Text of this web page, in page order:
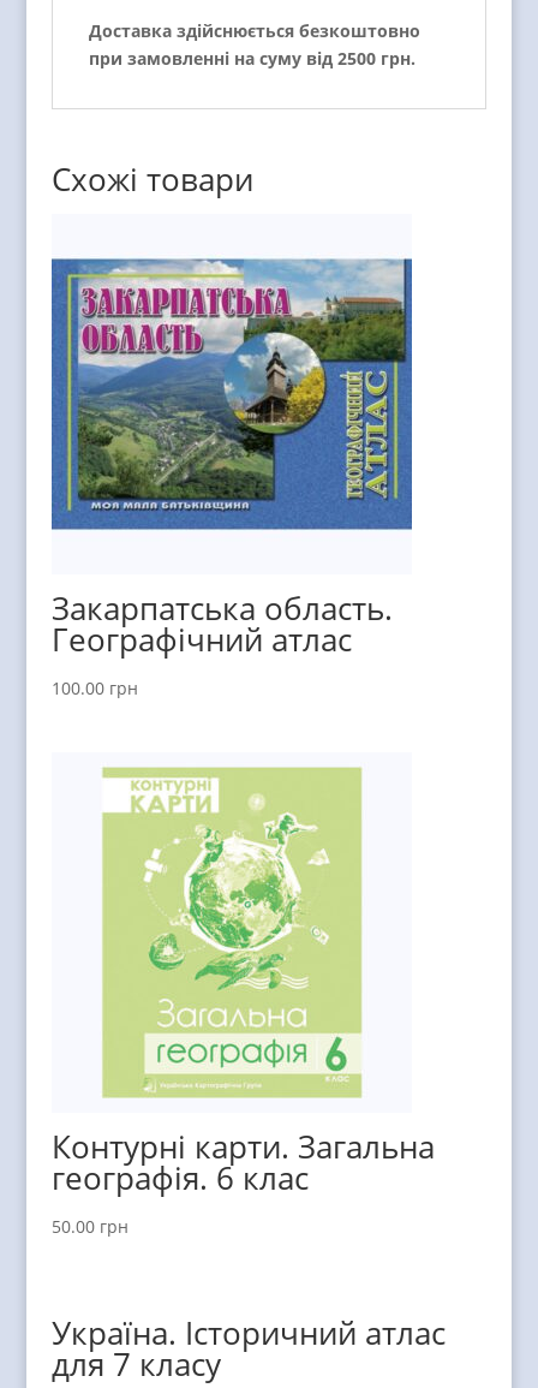
Доставка здійснюється безкоштовно
при замовленні на суму від 2500 грн.
Схожі товари
Закарпатська область.
Географічний атлас
100.00 грн
Контурні карти. Загальна
географія. 6 клас
50.00 грн
Україна. Історичний атлас
для 7 класу